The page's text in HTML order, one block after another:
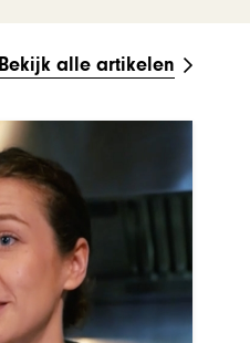
Bekijk alle artikelen